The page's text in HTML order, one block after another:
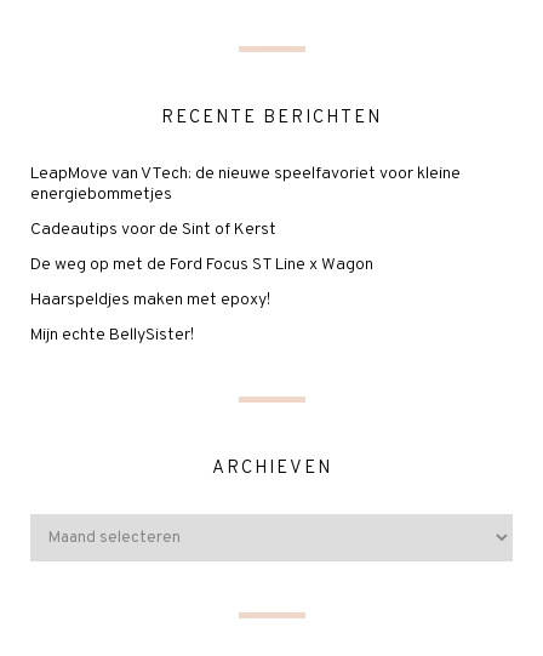
RECENTE BERICHTEN
LeapMove van VTech: de nieuwe speelfavoriet voor kleine
energiebommetjes
Cadeautips voor de Sint of Kerst
De weg op met de Ford Focus ST Line x Wagon
Haarspeldjes maken met epoxy!
Mijn echte BellySister!
ARCHIEVEN